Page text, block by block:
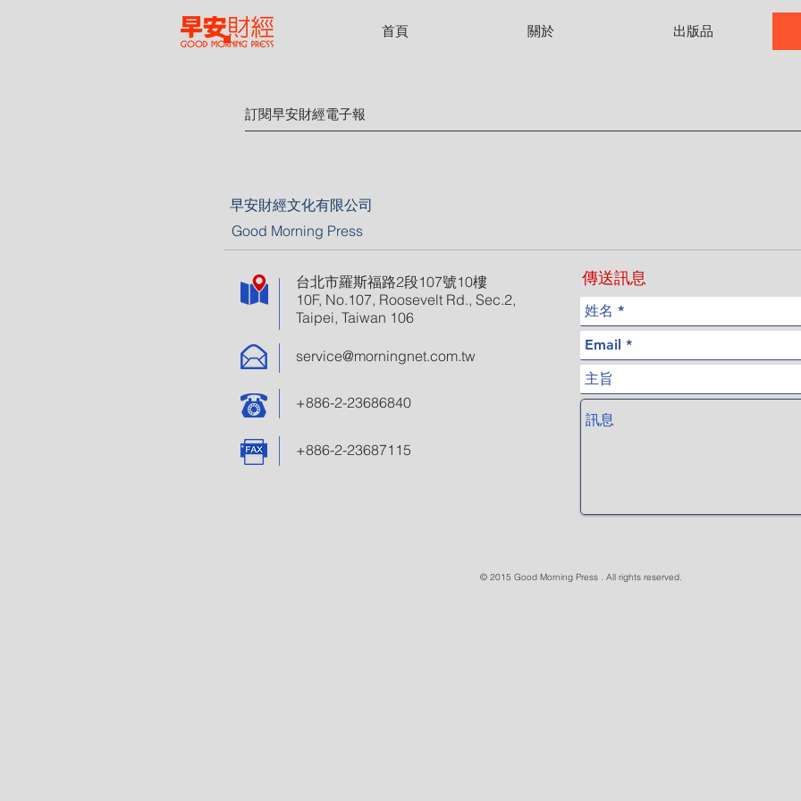
首頁 關於 出版品
早安財經文化有限公司
Good Morning Press
台北市羅斯福路2段107號10樓
10F, No.107, Roosevelt Rd., Sec.2,
Taipei, Taiwan 106
service@morningnet.com.tw
+886-2-23686840
+886-2-23687115
傳送訊息
© 2015 Good Morning Press . All rights reserved.